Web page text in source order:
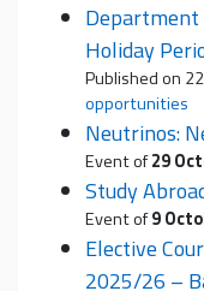
Department
Holiday
Published on
opportunities
Neutrinos:
Event of29
Study
Event of9
Elective
2025/26 –